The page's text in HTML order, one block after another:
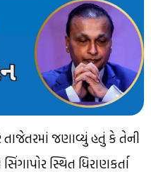
જણાવ્યું હતું કે તેની
સ્થિત ધિરાણકર્તા